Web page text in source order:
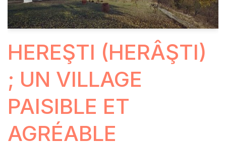
HEREŞTI (HERÂŞTI)
; UN VILLAGE
PAISIBLE ET
AGRÉABLE